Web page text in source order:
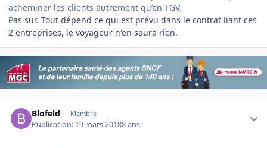
acheminer les clients autrement qu’en TGV.
Pas sur. Tout dépend ce qui est prévu dans le contrat liant ces
2 entreprises, le voyageur n'en saura rien.
Blofeld Membre
Publication: 19 mars 20188 ans